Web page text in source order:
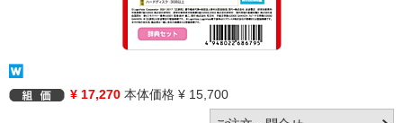
¥ 17,270 本体価格 ¥ 15,700